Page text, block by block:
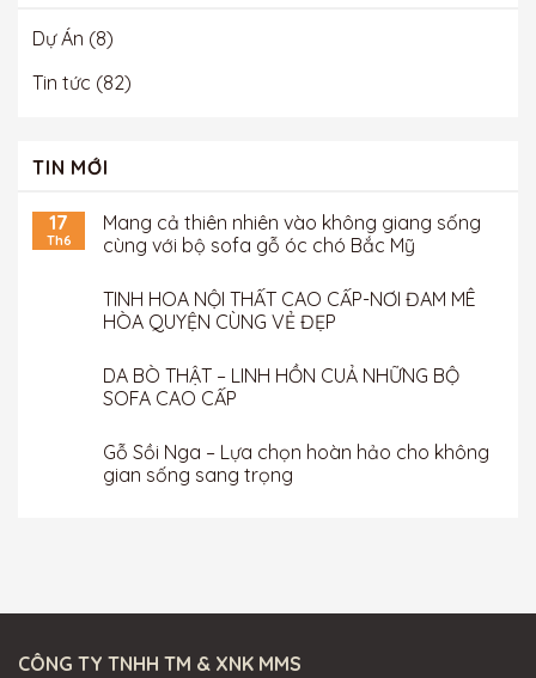
Dự Án (8)
Tin tức (82)
TIN MỚI
17
Th6
Mang cả thiên nhiên vào không giang sống
cùng với bộ sofa gỗ óc chó Bắc Mỹ
TINH HOA NỘI THẤT CAO CẤP-NƠI ĐAM MÊ
HÒA QUYỆN CÙNG VẺ ĐẸP
DA BÒ THẬT – LINH HỒN CUẢ NHỮNG BỘ
SOFA CAO CẤP
Gỗ Sồi Nga – Lựa chọn hoàn hảo cho không
gian sống sang trọng
CÔNG TY TNHH TM & XNK MMS